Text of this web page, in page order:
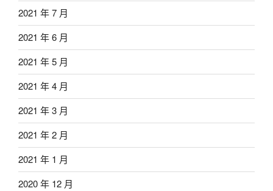
2021 年 7 月
2021 年 6 月
2021 年 5 月
2021 年 4 月
2021 年 3 月
2021 年 2 月
2021 年 1 月
2020 年 12 月